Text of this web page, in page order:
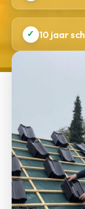
✓ 10 jaar